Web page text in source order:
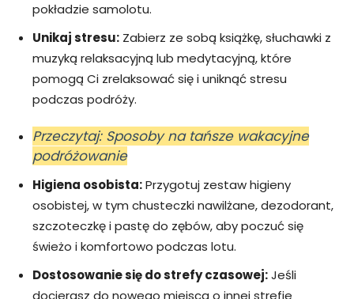
pokładzie samolotu.
Unikaj stresu: Zabierz ze sobą książkę, słuchawki z
muzyką relaksacyjną lub medytacyjną, które
pomogą Ci zrelaksować się i uniknąć stresu
podczas podróży.
Przeczytaj: Sposoby na tańsze wakacyjne
podróżowanie
Higiena osobista:Przygotuj zestaw higieny
osobistej, w tym chusteczki nawilżane, dezodorant,
szczoteczkę i pastę do zębów, aby poczuć się
świeżo i komfortowo podczas lotu.
Dostosowanie się do strefy czasowej:Jeśli
docierasz do nowego miejsca o innej strefie